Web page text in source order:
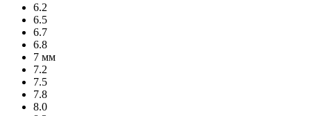
6.2
6.5
6.7
6.8
7 мм
7.2
7.5
7.8
8.0